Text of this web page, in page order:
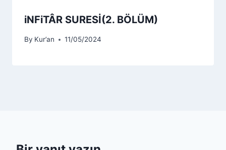
iNFiTÂR SURESİ(2. BÖLÜM)
By Kur’an 11/05/2024